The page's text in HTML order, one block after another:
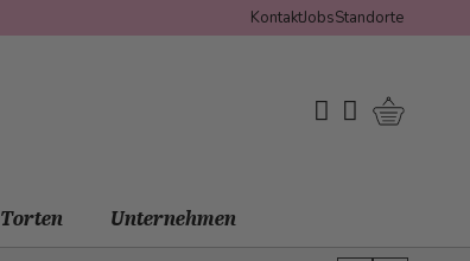
KontaktJobsStandorte
My Wishlist
Mein Konto
Torten Unternehmen